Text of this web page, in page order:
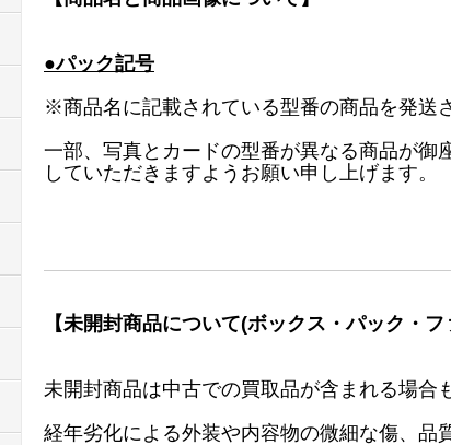
●パック記号
※商品名に記載されている型番の商品を発送
一部、写真とカードの型番が異なる商品が御
していただきますようお願い申し上げます。
【未開封商品について(ボックス・パック・
未開封商品は中古での買取品が含まれる場合
経年劣化による外装や内容物の微細な傷、品